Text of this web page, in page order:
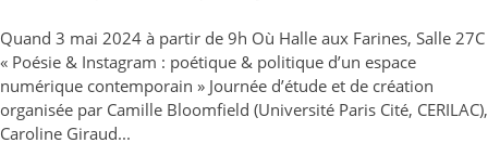
Quand 3 mai 2024 à partir de 9h Où Halle aux Farines, Salle 27C
« Poésie & Instagram : poétique & politique d’un espace
numérique contemporain » Journée d’étude et de création
organisée par Camille Bloomfield (Université Paris Cité, CERILAC),
Caroline Giraud...